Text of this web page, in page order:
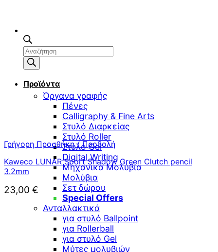
Αναζήτηση
προϊόντων
Προϊόντα
Όργανα γραφής
Πένες
Calligraphy & Fine Arts
Στυλό Διαρκείας
Στυλό Roller
Στυλό Gel
Digital Writing
Μηχανικά Μολύβια
Μολύβια
Σετ δώρου
Special Offers
Ανταλλακτικά
για στυλό Ballpoint
για Rollerball
για στυλό Gel
Μύτες μολυβιών
Γρήγορη Προσθήκη / Προβολή
Kaweco LUNAR Sport Shadow Green Clutch pencil
3.2mm
23,00 €